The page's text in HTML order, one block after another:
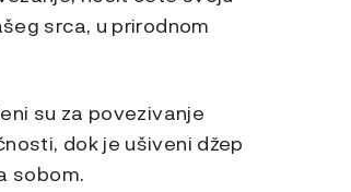
srca, u prirodnom
su za povezivanje
dok je ušiveni džep
sobom.